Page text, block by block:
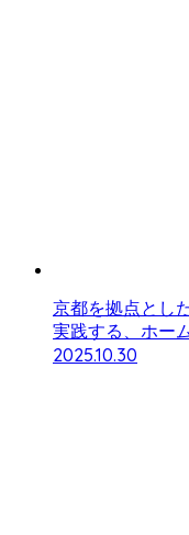
京都を拠点とし
実践する、ホー
2025.10.30